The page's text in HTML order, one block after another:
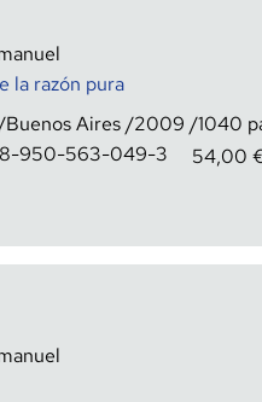
la razón pura
Buenos Aires 2009 1040
950-563-049-3 54,00